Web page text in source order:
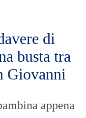
di
busta tra
Giovanni
appena